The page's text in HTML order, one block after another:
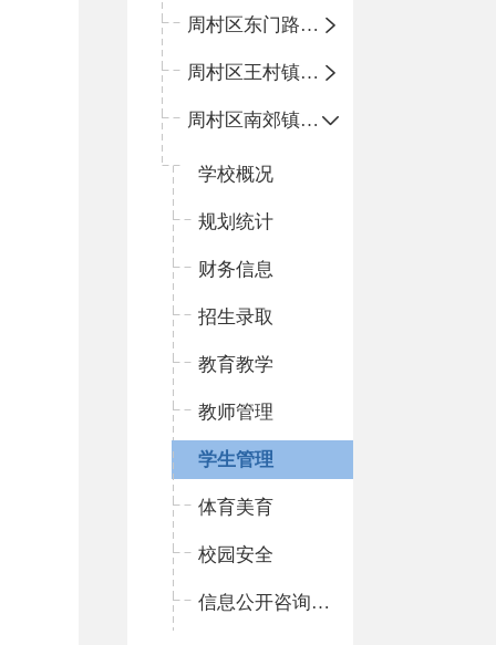
周村区东门路小学
周村区王村镇中心学校
周村区南郊镇中心小学
学校概况
规划统计
财务信息
招生录取
教育教学
教师管理
学生管理
体育美育
校园安全
信息公开咨询指南